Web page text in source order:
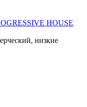
HOUSE
низкие